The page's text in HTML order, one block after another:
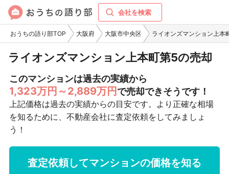
会社を検索
おうちの語り部TOP 大阪府 大阪市中央区 ライオンズマンション上本
ライオンズマンション上本町第5の売却
このマンションは過去の実績から
1,323万円～2,889万円で売却できそうです！
上記価格は過去の実績からの目安です。より正確な相場
を知るために、不動産会社に査定依頼をしてみましょ
う！
査定依頼してマンションの価格を知る